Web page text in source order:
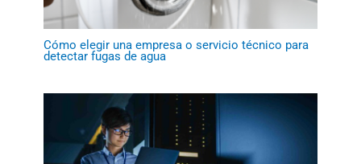
Cómo elegir una empresa o servicio técnico para
detectar fugas de agua